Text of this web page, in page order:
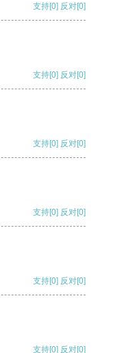
支持[0] 反对[0]
支持[0] 反对[0]
支持[0] 反对[0]
支持[0] 反对[0]
支持[0] 反对[0]
支持[0] 反对[0]